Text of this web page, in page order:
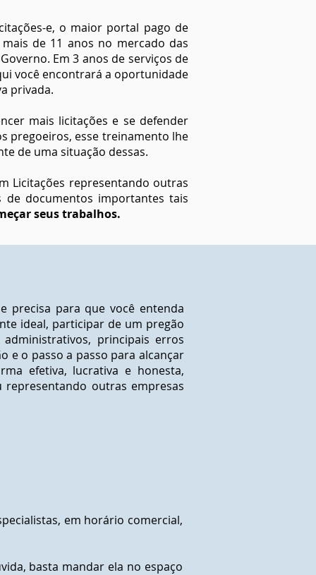
e, o maior portal pago de
de 11 anos no mercado das
Em 3 anos de serviços de
você encontrará a oportunidade
privada.
mais licitações e se defender
pregoeiros, esse treinamento lhe
de uma situação dessas.
Licitações representando outras
de documentos importantes tais
seus trabalhos.
precisa para que você entenda
ideal, participar de um pregão
principais erros
e o passo a passo para alcançar
efetiva, lucrativa e honesta,
outras empresas
em horário comercial,
basta mandar ela no espaço